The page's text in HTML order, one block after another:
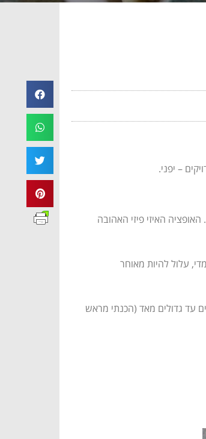
– יפני.
האיזי פיזי האהובה
עלול להיות מאוחר
עד גדולים מאד (הכנתי מראש